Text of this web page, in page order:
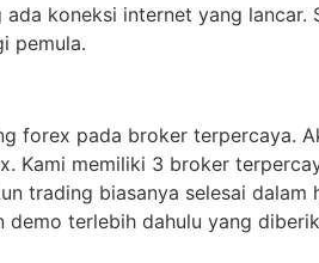
koneksi internet yang
pemula.
forex pada broker terpercaya.
Kami memiliki 3 broker
trading biasanya selesai
terlebih dahulu yang